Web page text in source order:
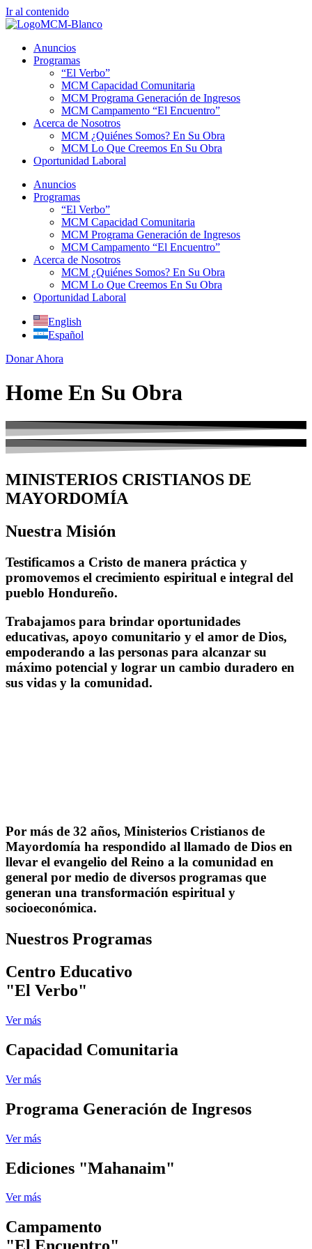
Ir al contenido
Anuncios
Programas
“El Verbo”
MCM Capacidad Comunitaria
MCM Programa Generación de Ingresos
MCM Campamento “El Encuentro”
Acerca de Nosotros
MCM ¿Quiénes Somos? En Su Obra
MCM Lo Que Creemos En Su Obra
Oportunidad Laboral
Anuncios
Programas
“El Verbo”
MCM Capacidad Comunitaria
MCM Programa Generación de Ingresos
MCM Campamento “El Encuentro”
Acerca de Nosotros
MCM ¿Quiénes Somos? En Su Obra
MCM Lo Que Creemos En Su Obra
Oportunidad Laboral
English
Español
Donar Ahora
Home En Su Obra
MINISTERIOS CRISTIANOS DE
MAYORDOMÍA
Nuestra Misión
Testificamos a Cristo de manera práctica y
promovemos el crecimiento espiritual e integral del
pueblo Hondureño.
Trabajamos para brindar oportunidades
educativas, apoyo comunitario y el amor de Dios,
empoderando a las personas para alcanzar su
máximo potencial y lograr un cambio duradero en
sus vidas y la comunidad.
Por más de 32 años, Ministerios Cristianos de
Mayordomía ha respondido al llamado de Dios en
llevar el evangelio del Reino a la comunidad en
general por medio de diversos programas que
generan una transformación espiritual y
socioeconómica.
Nuestros Programas
Centro Educativo
"El Verbo"
Ver más
Capacidad Comunitaria
Ver más
Programa Generación de Ingresos
Ver más
Ediciones "Mahanaim"
Ver más
Campamento